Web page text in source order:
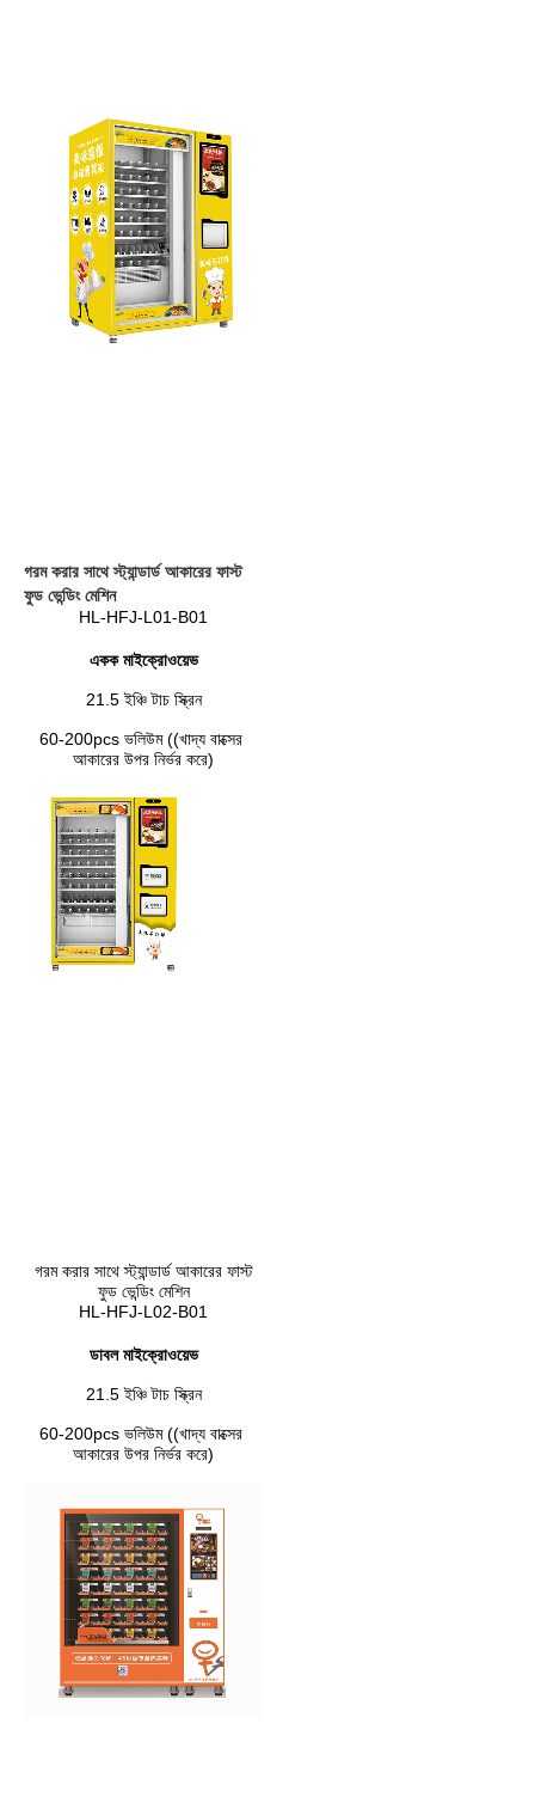
গরম করার সাথে স্ট্যান্ডার্ড আকারের ফাস্ট
ফুড ভেন্ডিং মেশিন
HL-HFJ-L01-B01
একক মাইক্রোওয়েভ
21.5 ইঞ্চি টাচ স্ক্রিন
60-200pcs ভলিউম ((খাদ্য বাক্সের
আকারের উপর নির্ভর করে)
গরম করার সাথে স্ট্যান্ডার্ড আকারের ফাস্ট
ফুড ভেন্ডিং মেশিন
HL-HFJ-L02-B01
ডাবল মাইক্রোওয়েভ
21.5 ইঞ্চি টাচ স্ক্রিন
60-200pcs ভলিউম ((খাদ্য বাক্সের
আকারের উপর নির্ভর করে)